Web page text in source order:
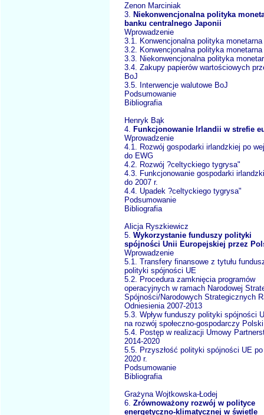
Zenon Marciniak
3.
Niekonwencjonalna polityka
banku centralnego Japonii
Wprowadzenie
3.1. Konwencjonalna polityka monetarna
3.2. Konwencjonalna polityka
3.3. Niekonwencjonalna polityka
3.4. Zakupy papierów wartościowych
BoJ
3.5. Interwencje walutowe BoJ
Podsumowanie
Bibliografia
Henryk Bąk
4.
Funkcjonowanie Irlandii w strefie
Wprowadzenie
4.1. Rozwój gospodarki irlandzkiej po
do EWG
4.2. Rozwój ?celtyckiego tygrysa"
4.3. Funkcjonowanie gospodarki
do 2007 r.
4.4. Upadek ?celtyckiego tygrysa"
Podsumowanie
Bibliografia
Alicja Ryszkiewicz
5. Wykorzystanie funduszy polityki
spójności Unii Europejskiej przez
Wprowadzenie
5.1. Transfery finansowe z tytułu
polityki spójności UE
5.2. Procedura zamknięcia programów
operacyjnych w ramach Narodowej
Spójności/Narodowych Strategicznych
Odniesienia 2007-2013
5.3. Wpływ funduszy polityki spójności
na rozwój społeczno-gospodarczy Polski
5.4. Postęp w realizacji Umowy
2014-2020
5.5. Przyszłość polityki spójności UE po
2020 r.
Podsumowanie
Bibliografia
Grażyna Wojtkowska-Łodej
6. Zrównoważony rozwój w polityce
energetyczno-klimatycznej w świetle